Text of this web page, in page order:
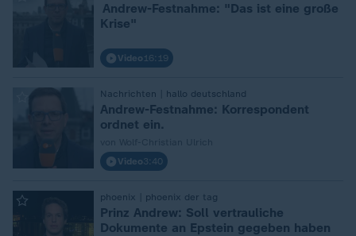
Andrew-Festnahme: "Das ist eine große
Krise"
Video 16:19
Nachrichten | hallo deutschland
Andrew-Festnahme: Korrespondent
ordnet ein.
Video3:40
phoenix | phoenix der tag
Prinz Andrew: Soll vertrauliche
Dokumente an Epstein gegeben haben